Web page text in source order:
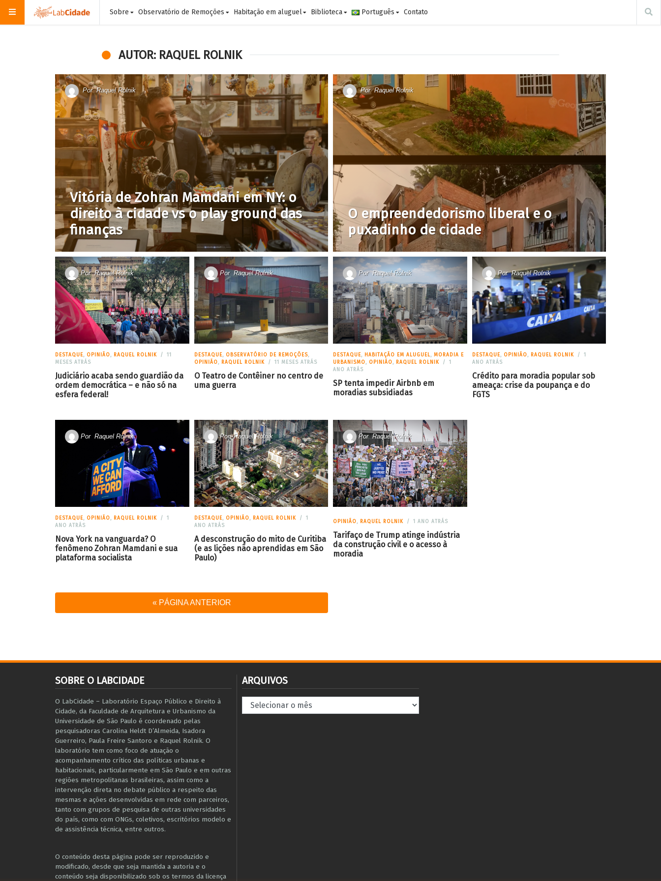
Sobre Observatório de Remoções Habitação em aluguel Biblioteca Português Contato
AUTOR: RAQUEL ROLNIK
PorRaquel Rolnik
Vitória de Zohran Mamdani em NY: o
direito à cidade vs o play ground das
finanças
PorRaquel Rolnik
O empreendedorismo liberal e o
puxadinho de cidade
PorRaquel Rolnik
DESTAQUE, OPINIÃO, RAQUEL ROLNIK
11
MESES ATRÁS
Judiciário acaba sendo guardião da
ordem democrática – e não só na
esfera federal!
Por Raquel Rolnik
DESTAQUE, OBSERVATÓRIO DE REMOÇÕES,
OPINIÃO, RAQUEL ROLNIK 11 MESES ATRÁS
O Teatro de Contêiner no centro de
uma guerra
Por Raquel Rolnik
DESTAQUE, HABITAÇÃO EM ALUGUEL, MORADIA E
URBANISMO, OPINIÃO, RAQUEL ROLNIK
1
ANO ATRÁS
SP tenta impedir Airbnb em
moradias subsidiadas
PorRaquel Rolnik
DESTAQUE, OPINIÃO, RAQUEL ROLNIK
1
ANO ATRÁS
Crédito para moradia popular sob
ameaça: crise da poupança e do
FGTS
Por Raquel Rolnik
DESTAQUE, OPINIÃO, RAQUEL ROLNIK
1
ANO ATRÁS
Nova York na vanguarda? O
fenômeno Zohran Mamdani e sua
plataforma socialista
PorRaquel Rolnik
DESTAQUE, OPINIÃO, RAQUEL ROLNIK
1
ANO ATRÁS
A desconstrução do mito de Curitiba
(e as lições não aprendidas em São
Paulo)
PorRaquel Rolnik
OPINIÃO, RAQUEL ROLNIK 1 ANO ATRÁS
Tarifaço de Trump atinge indústria
da construção civil e o acesso à
moradia
« PÁGINA ANTERIOR
SOBRE O LABCIDADE
O LabCidade – Laboratório Espaço Público e Direito à
Cidade, da Faculdade de Arquitetura e Urbanismo da
Universidade de São Paulo é coordenado pelas
pesquisadoras Carolina Heldt D’Almeida, Isadora
Guerreiro, Paula Freire Santoro e Raquel Rolnik. O
laboratório tem como foco de atuação o
acompanhamento crítico das políticas urbanas e
habitacionais, particularmente em São Paulo e ​em outras
regiões metropolitanas brasileiras, assim como a
intervenção direta no debate público a respeito das
mesmas e ações desenvolvidas em r​e​de com parceiros,
tanto com grupos de pesquisa ​de outras universidades
do país, como com ONGs, coletivos, escritórios modelo e
de assistência técnica​, entre outros​.
O conteúdo desta página pode ser reproduzido e
modificado, desde que seja mantida a autoria e o
conteúdo seja disponibilizado sob os termos da licença
ARQUIVOS
Arquivos